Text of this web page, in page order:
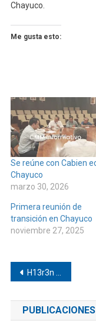
Chayuco.
Me gusta esto:
Se reúne con Cabien
Chayuco
marzo 30, 2026
Primera reunión de
transición en Chayuco
noviembre 27, 2025
Navegación
de
entradas
H13r3n a taxista en Cacahuatepec